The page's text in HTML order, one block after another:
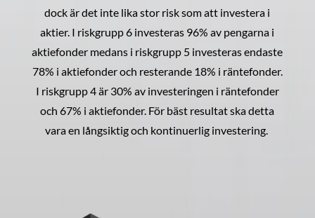
dock är det inte lika stor risk som att investera i
aktier. I riskgrupp 6 investeras 96% av pengarna i
aktiefonder medans i riskgrupp 5 investeras endaste
78% i aktiefonder och resterande 18% i räntefonder.
I riskgrupp 4 är 30% av investeringen i räntefonder
och 67% i aktiefonder. För bäst resultat ska detta
vara en långsiktig och kontinuerlig investering.